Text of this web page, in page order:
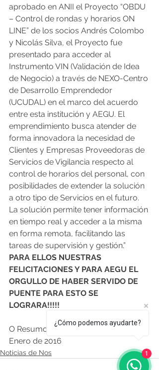
aprobado en ANII el Proyecto “OBDU
– Control de rondas y horarios ON
LINE” de los socios Andrés Colombo
y Nicolás Silva, el Proyecto fue
presentado para acceder al
Instrumento VIN (Validación de Idea
de Negocio) a través de NEXO-Centro
de Desarrollo Emprendedor
(UCUDAL) en el marco del acuerdo
entre esta institución y AEGU. El
emprendimiento busca atender de
forma innovadora la necesidad de
Clientes y Empresas Proveedoras de
Servicios de Vigilancia respecto al
control de horarios del personal, con
posibilidades de extender la solución
a otro tipo de Servicios en el futuro.
La solución permite tener información
en tiempo real y acceder a la misma
en forma remota, facilitando las
tareas de supervisión y gestión.”
PARA ELLOS NUESTRAS
FELICITACIONES Y PARA AEGU EL
ORGULLO DE HABER SERVIDO DE
PUENTE PARA ESTO SE
LOGRARA!!!!!
O Resumo Edición Nº 222 - 22 de
Enero de 2016
Noticias de Nos
¿Cómo podemos ayudarte?
1